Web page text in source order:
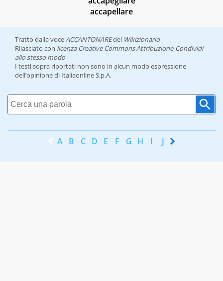
accapellare
Tratto dalla voceACCANTONAREdel Wikizionario
Rilasciato con licenza Creative Commons Attribuzione-Condividi
allo stesso modo
I testi sopra riportati non sono in alcun modo espressione
dell’opinione di Italiaonline S.p.A.
A B C D E F G H I J K